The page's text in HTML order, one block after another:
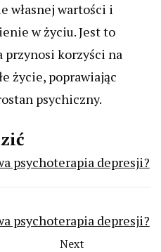
własnej wartości i
w życiu. Jest to
przynosi korzyści na
życie, poprawiając
psychiczny.
psychoterapia depresji?
psychoterapia depresji?
Next